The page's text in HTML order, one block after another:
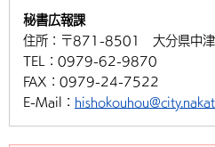
秘書広報課
住所： 〒871-8501 大分県中津
TEL： 0979-62-9870
FAX： 0979-24-7522
E-Mail：